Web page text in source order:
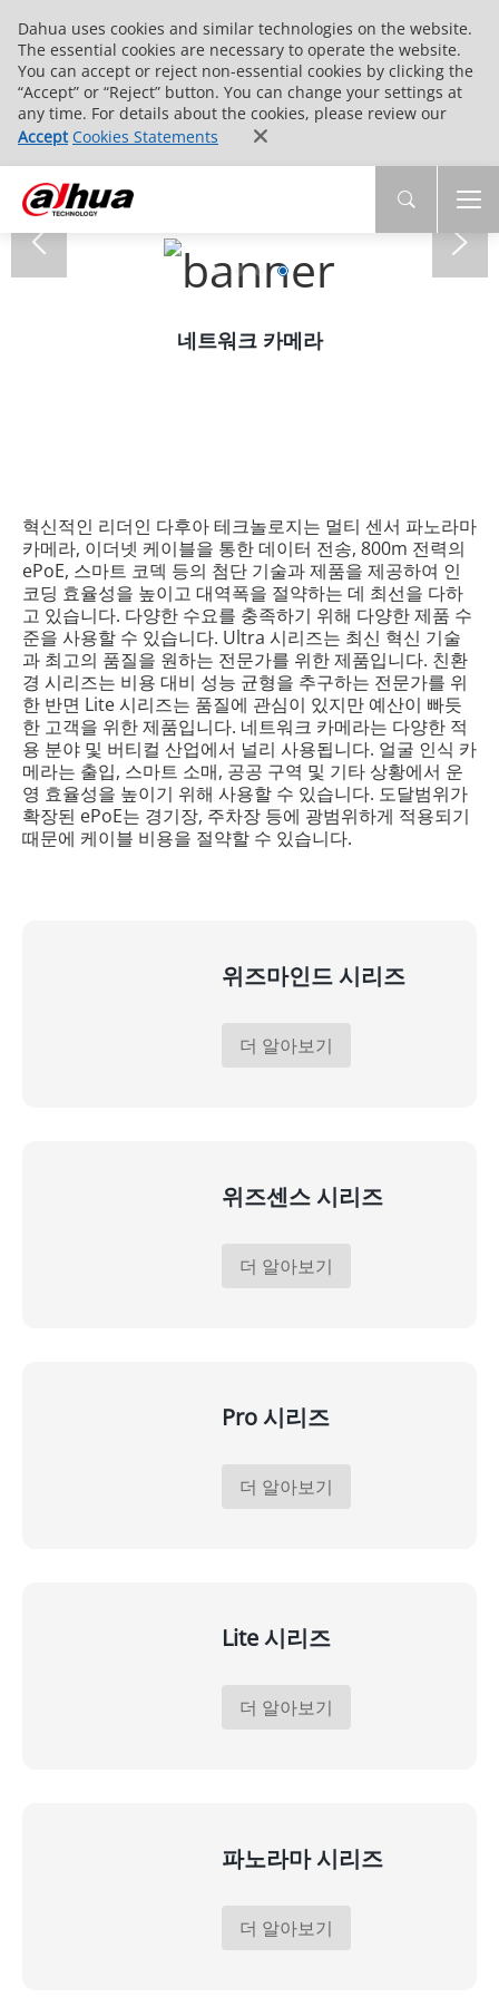
Dahua uses cookies and similar technologies on the website.
The essential cookies are necessary to operate the website.
You can accept or reject non-essential cookies by clicking the
“Accept” or “Reject” button. You can change your settings at
any time. For details about the cookies, please review our
Accept Cookies Statements
네트워크 카메라
혁신적인 리더인 다후아 테크놀로지는 멀티 센서 파노라마
카메라, 이더넷 케이블을 통한 데이터 전송, 800m 전력의
ePoE, 스마트 코덱 등의 첨단 기술과 제품을 제공하여 인
코딩 효율성을 높이고 대역폭을 절약하는 데 최선을 다하
고 있습니다. 다양한 수요를 충족하기 위해 다양한 제품 수
준을 사용할 수 있습니다. Ultra 시리즈는 최신 혁신 기술
과 최고의 품질을 원하는 전문가를 위한 제품입니다. 친환
경 시리즈는 비용 대비 성능 균형을 추구하는 전문가를 위
한 반면 Lite 시리즈는 품질에 관심이 있지만 예산이 빠듯
한 고객을 위한 제품입니다. 네트워크 카메라는 다양한 적
용 분야 및 버티컬 산업에서 널리 사용됩니다. 얼굴 인식 카
메라는 출입, 스마트 소매, 공공 구역 및 기타 상황에서 운
영 효율성을 높이기 위해 사용할 수 있습니다. 도달범위가
확장된 ePoE는 경기장, 주차장 등에 광범위하게 적용되기
때문에 케이블 비용을 절약할 수 있습니다.
위즈마인드 시리즈
더 알아보기
위즈센스 시리즈
더 알아보기
Pro 시리즈
더 알아보기
Lite 시리즈
더 알아보기
파노라마 시리즈
더 알아보기